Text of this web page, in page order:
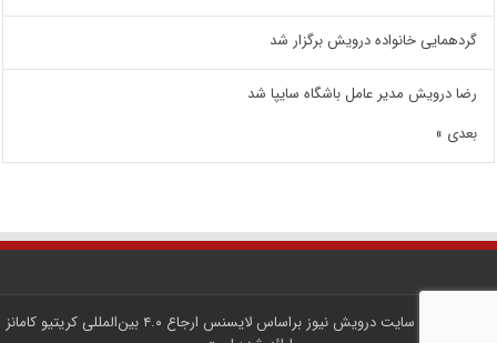
گردهمایی خانواده درویش برگزار شد
رضا درویش مدیر عامل باشگاه سایپا شد
بعدی »
کلیه محتوای سایتدرویش نیوز براساس لایسنس ارجاع ۴.۰ بین‌المللی کریتیو کامانز